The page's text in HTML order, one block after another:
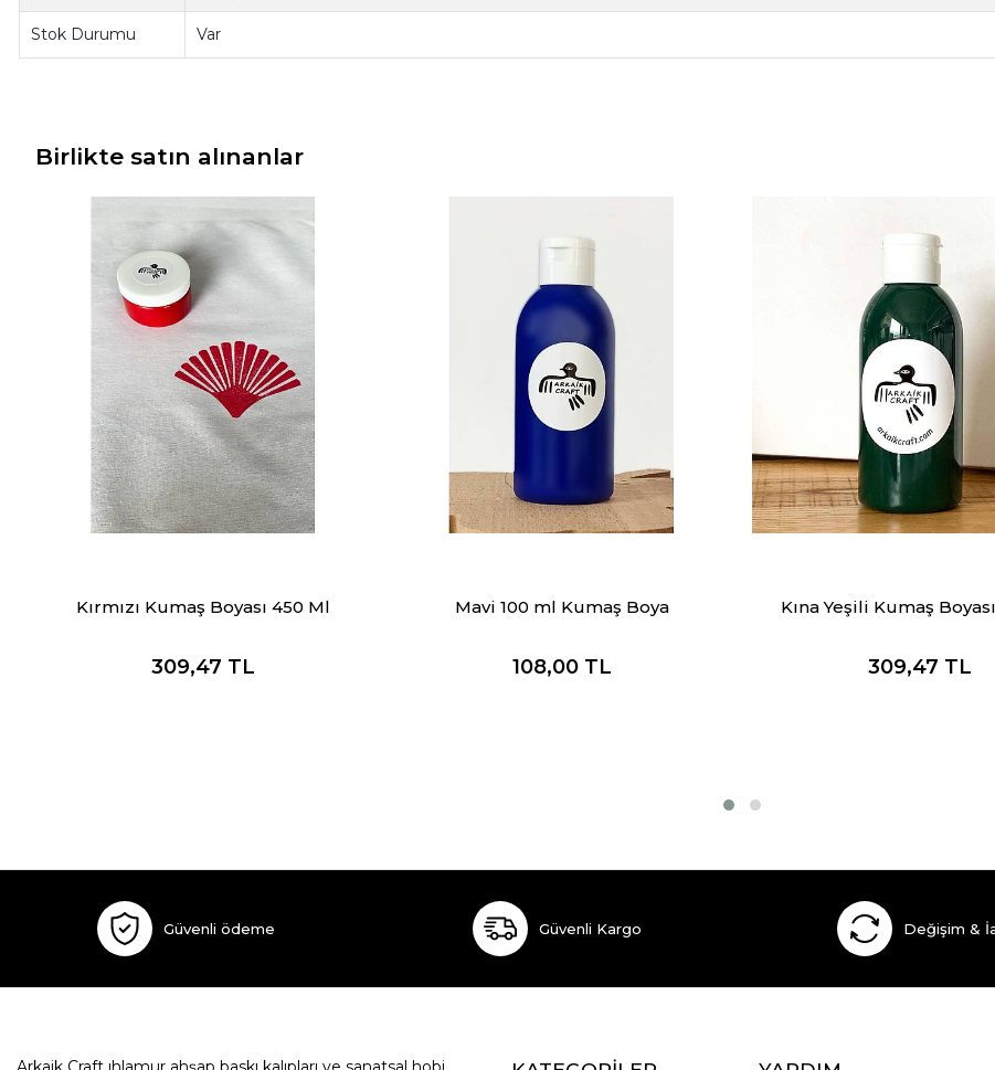
Stok Durumu Var
Birlikte satın alınanlar
Kırmızı Kumaş Boyası 450 Ml
309,47 TL
Mavi 100 ml Kumaş Boya
108,00 TL
Kına Yeşili Kumaş
309,47 TL
Güvenli ödeme Güvenli Kargo Değişim &